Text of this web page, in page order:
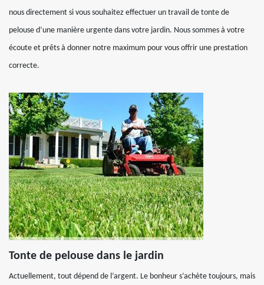
nous directement si vous souhaitez effectuer un travail de tonte de
pelouse d’une manière urgente dans votre jardin. Nous sommes à votre
écoute et prêts à donner notre maximum pour vous offrir une prestation
correcte.
Tonte de pelouse dans le jardin
Actuellement, tout dépend de l’argent. Le bonheur s’achète toujours, mais